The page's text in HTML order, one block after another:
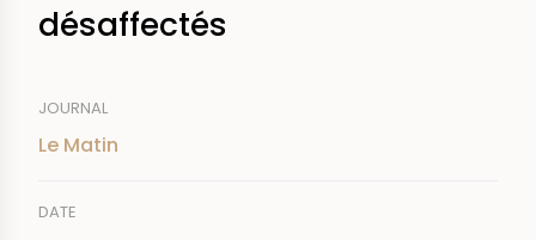
désaffectés
JOURNAL
Le Matin
DATE